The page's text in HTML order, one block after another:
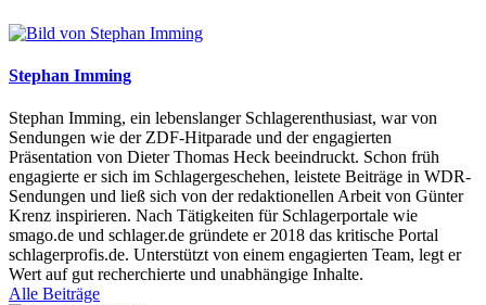
Stephan Imming
Stephan Imming, ein lebenslanger Schlagerenthusiast, war von
Sendungen wie der ZDF-Hitparade und der engagierten
Präsentation von Dieter Thomas Heck beeindruckt. Schon früh
engagierte er sich im Schlagergeschehen, leistete Beiträge in WDR-
Sendungen und ließ sich von der redaktionellen Arbeit von Günter
Krenz inspirieren. Nach Tätigkeiten für Schlagerportale wie
smago.de und schlager.de gründete er 2018 das kritische Portal
schlagerprofis.de. Unterstützt von einem engagierten Team, legt er
Wert auf gut recherchierte und unabhängige Inhalte.
Alle Beiträge